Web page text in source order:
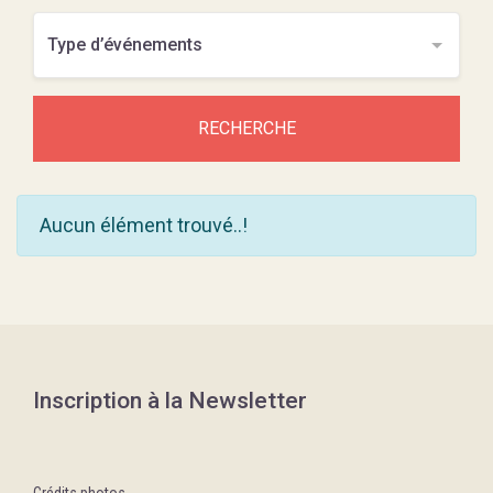
RECHERCHE
Aucun élément trouvé..!
Inscription à la Newsletter